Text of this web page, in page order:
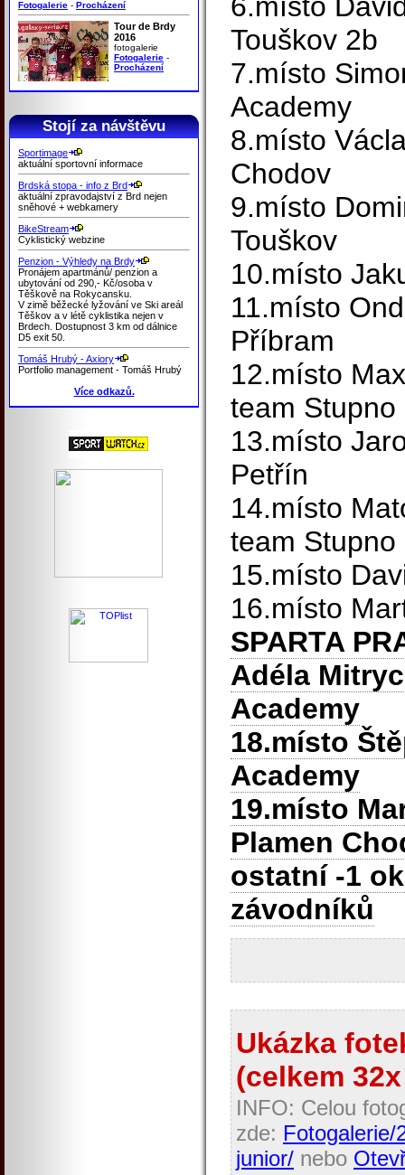
Fotogalerie - Procházení
Tour de Brdy
2016
fotogalerie
Fotogalerie -
Procházení
Stojí za návštěvu
Sportimage
aktuální sportovní informace
Brdská stopa - info z Brd
aktuální zpravodajství z Brd nejen
sněhové + webkamery
BikeStream
Cyklistický webzine
Penzion - Výhledy na Brdy
Pronájem apartmánů/ penzion a
ubytování od 290,- Kč/osoba v
Těškově na Rokycansku.
V zimě běžecké lyžování ve Ski areál
Těškov a v létě cyklistika nejen v
Brdech. Dostupnost 3 km od dálnice
D5 exit 50.
Tomáš Hrubý - Axiory
Portfolio management - Tomáš Hrubý
Více odkazů.
6.místo
Touškov 2b
7.místo
Academy
8.místo
Chodov
9.místo
Touškov
10.místo
11.místo
Příbram
12.místo
team Stupno
13.místo
Petřín
14.místo
team Stupno
15.místo
16.místo
SPARTA
Adéla
Academy
18.místo
Academy
19.místo
Plamen
ostatní -1
závodníků
Ukázka
(celkem
INFO: Celou
zde: Fotogalerie/
junior/ nebo